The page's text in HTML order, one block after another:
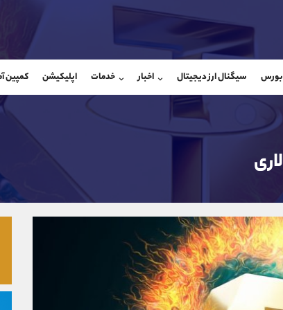
بورس سیگنال ارز دیجیتال اخبار خدمات اپلیکیشن کمپین
@Armteam_admin_33
118
شروع